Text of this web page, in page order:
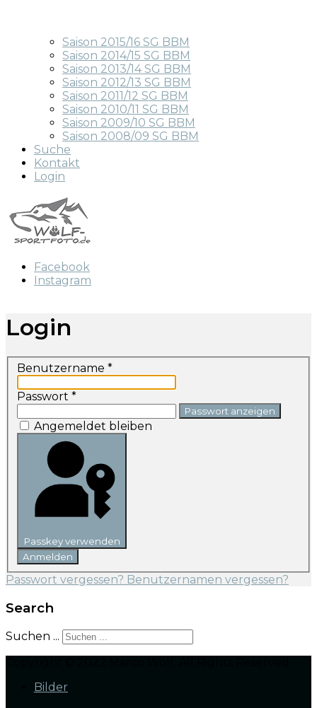
Saison 2015/16 SG BBM
Saison 2014/15 SG BBM
Saison 2013/14 SG BBM
Saison 2012/13 SG BBM
Saison 2011/12 SG BBM
Saison 2010/11 SG BBM
Saison 2009/10 SG BBM
Saison 2008/09 SG BBM
Suche
Kontakt
Login
Facebook
Instagram
Login
Benutzername *
Passwort *
Passwort anzeigen
Angemeldet bleiben
Passkey verwenden
Anmelden
Passwort vergessen? Benutzernamen vergessen?
Search
Suchen ...
Bilder